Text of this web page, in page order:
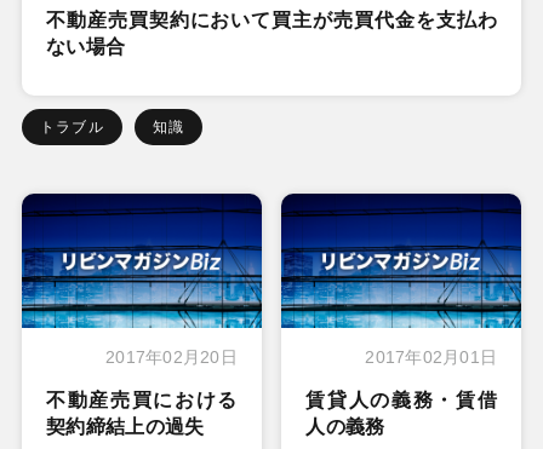
不動産売買契約において買主が売買代金を支払わ
ない場合
トラブル 知識
2017年02月20日
不動産売買における
契約締結上の過失
2017年02月01日
賃貸人の義務・賃借
人の義務